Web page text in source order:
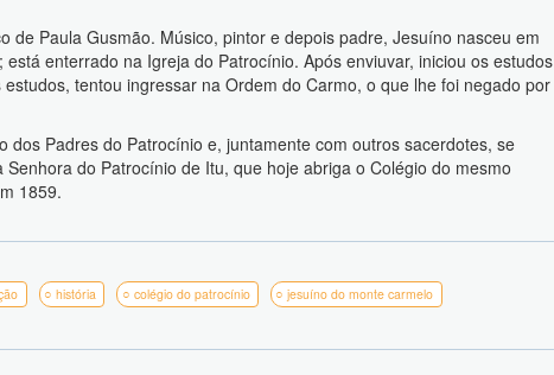
de Paula Gusmão. Músico, pintor e depois padre, Jesuíno nasceu em
enterrado na Igreja do Patrocínio. Após enviuvar, iniciou os estudos
tentou ingressar na Ordem do Carmo, o que lhe foi negado por
dos Padres do Patrocínio e, juntamente com outros sacerdotes, se
do Patrocínio de Itu, que hoje abriga o Colégio do mesmo
1859.
história colégio do patrocínio jesuíno do monte carmelo